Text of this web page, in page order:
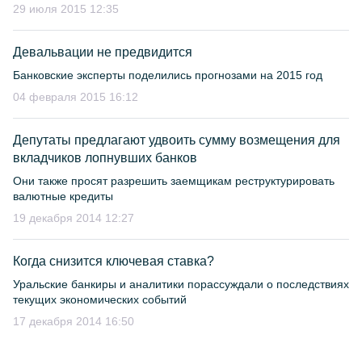
29 июля 2015 12:35
Девальвации не предвидится
Банковские эксперты поделились прогнозами на 2015 год
04 февраля 2015 16:12
Депутаты предлагают удвоить сумму возмещения для
вкладчиков лопнувших банков
Они также просят разрешить заемщикам реструктурировать
валютные кредиты
19 декабря 2014 12:27
Когда снизится ключевая ставка?
Уральские банкиры и аналитики порассуждали о последствиях
текущих экономических событий
17 декабря 2014 16:50